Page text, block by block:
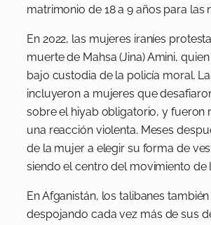
matrimonio de 18 a 9 años para las
En 2022, las mujeres iraníes
muerte de Mahsa (Jina) Amini,
bajo custodia de la policía moral.
incluyeron a mujeres que
sobre el hiyab obligatorio, y fueron
una reacción violenta. Meses
de la mujer a elegir su forma de
siendo el centro del movimiento de
En Afganistán, los talibanes
despojando cada vez más de sus